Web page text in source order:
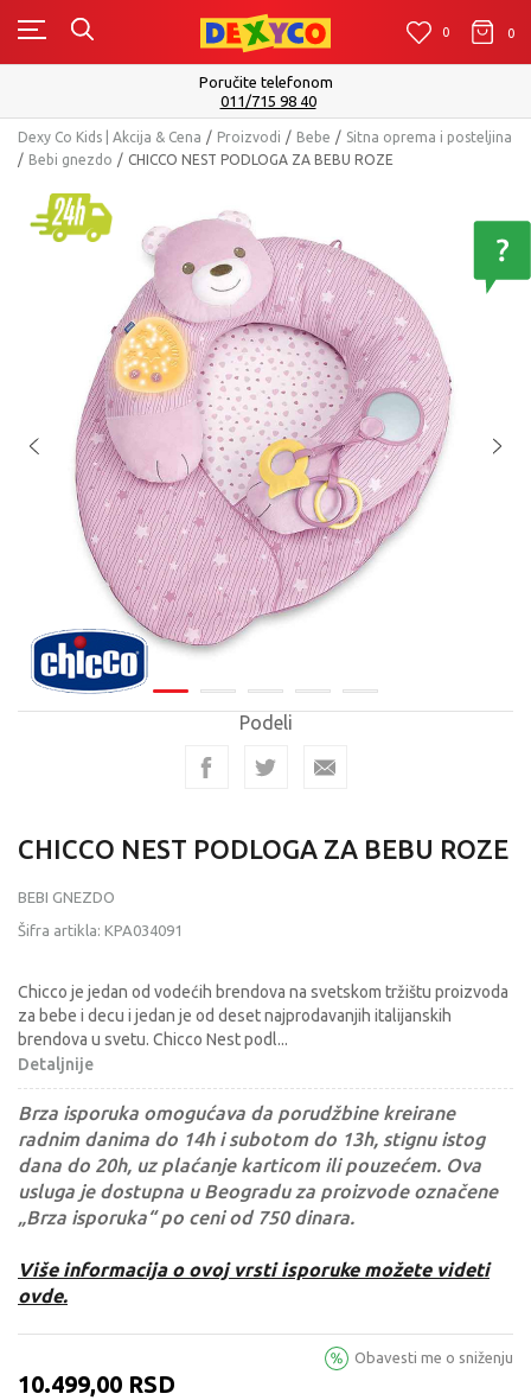
0 0 0
Poručite telefonom
011/715 98 40
Dexy Co Kids | Akcija & Cena Proizvodi Bebe
Sitna oprema i posteljina
Bebi gnezdo
CHICCO NEST PODLOGA ZA BEBU ROZE
Podeli
CHICCO NEST PODLOGA ZA BEBU ROZE
BEBI GNEZDO
Šifra artikla: KPA034091
Chicco je jedan od vodećih brendova na svetskom tržištu proizvoda
za bebe i decu i jedan je od deset najprodavanjih italijanskih
brendova u svetu. Chicco Nest podl...
Detaljnije
Brza isporuka omogućava da porudžbine kreirane
radnim danima do 14h i subotom do 13h, stignu istog
dana do 20h, uz plaćanje karticom ili pouzećem. Ova
usluga je dostupna u Beogradu za proizvode označene
„Brza isporuka“ po ceni od 750 dinara.
Više informacija o ovoj vrsti isporuke možete videti
ovde.
10.499,00 RSD
Obavesti me o sniženju